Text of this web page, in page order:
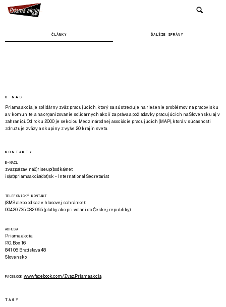
ČLÁNKY ĎALŠIE SPRÁVY
O NÁS
Priama akcia je solidárny zväz pracujúcich, ktorý sa sústreďuje na riešenie problémov na pracovisku
a v komunite, a na organizovanie solidárnych akcií za práva a požiadavky pracujúcich na Slovensku aj v
zahraničí. Od roku 2000 je sekciou Medzinárodnej asociácie pracujúcich (MAP), ktorá v súčasnosti
združuje zväzy a skupiny z vyše 20 krajín sveta.
KONTAKTY
E-MAIL
zvazpa(zavináč)riseup(bodka)net
is(at)priamaakcia(dot)sk - International Secretariat
TELEFONICKÝ KONTAKT
(SMS alebo odkaz v hlasovej schránke):
00420 735 082 065 (platby ako pri volaní do Českej republiky)
ADRESA
Priama akcia
P.O. Box 16
841 06 Bratislava 48
Slovensko
FACEBOOK www.facebook.com/Zvaz.Priama.akcia
TAGY